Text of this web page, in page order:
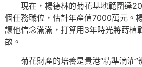
現在，楊德林的菊花基地範圍達
個任務職位，估計年產值7000萬元。
讓他信念滿滿，打算用3年時光將蒔植
畝。
菊花財產的培養是貴港“精準滴灌